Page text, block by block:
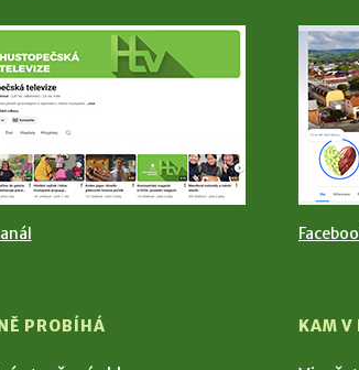
PROBÍHÁ KAM V